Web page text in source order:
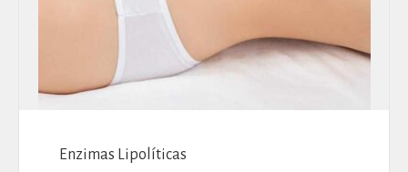
Enzimas Lipolíticas